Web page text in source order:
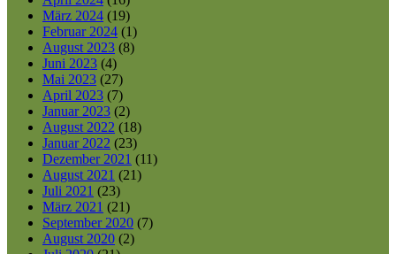
März 2024 (19)
Februar 2024 (1)
August 2023 (8)
Juni 2023 (4)
Mai 2023 (27)
April 2023 (7)
Januar 2023 (2)
August 2022 (18)
Januar 2022 (23)
Dezember 2021 (11)
August 2021 (21)
Juli 2021 (23)
März 2021 (21)
September 2020 (7)
August 2020 (2)